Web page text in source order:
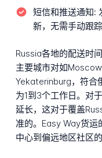
短信和推送通知:
新，无需手动跟
Russia各地的配送时
主要城市对如
Yekaterinburg，符合
为1到3个工作日。对
延长，这对于覆盖
准的。Easy Way货
中心到偏远地区社区